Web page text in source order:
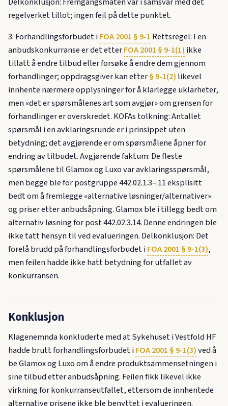
regelverket tillot; ingen feil på dette punktet.
3. Forhandlingsforbudet iFOA 2001 § 9-1 Rettsregel: I en
anbudskonkurranse er det etterFOA 2001 § 9-1(1) ikke
tillatt å endre tilbud eller forsøke å endre dem gjennom
forhandlinger; oppdragsgiver kan etter§ 9-1(2) likevel
innhente nærmere opplysninger for å klarlegge uklarheter,
men «det er spørsmålenes art som avgjør» om grensen for
forhandlinger er overskredet. KOFAs tolkning: Antallet
spørsmål i en avklaringsrunde er i prinsippet uten
betydning; det avgjørende er om spørsmålene åpner for
endring av tilbudet. Avgjørende faktum: De fleste
spørsmålene til Glamox og Luxo var avklaringsspørsmål,
men begge ble for postgruppe 442.02.1.3–.11 eksplisitt
bedt om å fremlegge «alternative løsninger/alternativer»
og priser etter anbudsåpning. Glamox ble i tillegg bedt om
alternativ løsning for post 442.02.3.14. Denne endringen ble
ikke tatt hensyn til ved evalueringen. Delkonklusjon: Det
forelå brudd på forhandlingsforbudet iFOA 2001 § 9-1(3),
men feilen hadde ikke hatt betydning for utfallet av
konkurransen.
Konklusjon
Klagenemnda konkluderte med at Sykehuset i Vestfold HF
hadde brutt forhandlingsforbudet iFOA 2001 § 9-1(3)ved å
be Glamox og Luxo om å endre produktsammensetningen i
sine tilbud etter anbudsåpning. Feilen fikk likevel ikke
virkning for konkurranseutfallet, ettersom de innhentede